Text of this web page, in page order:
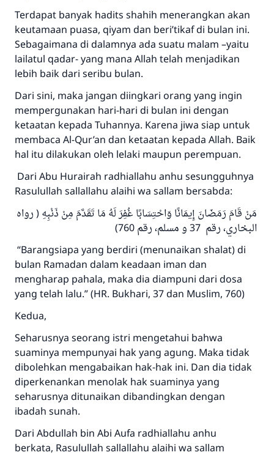
Terdapat banyak hadits shahih menerangkan akan
keutamaan puasa, qiyam dan beri’tikaf di bulan ini.
Sebagaimana di dalamnya ada suatu malam –yaitu
lailatul qadar- yang mana Allah telah menjadikan
lebih baik dari seribu bulan.
Dari sini, maka jangan diingkari orang yang ingin
mempergunakan hari-hari di bulan ini dengan
ketaatan kepada Tuhannya. Karena jiwa siap untuk
membaca Al-Qur’an dan ketaatan kepada Allah. Baik
hal itu dilakukan oleh lelaki maupun perempuan.
Dari Abu Hurairah radhiallahu anhu sesungguhnya
Rasulullah sallallahu alaihi wa sallam bersabda:
مَنْ قَامَ رَمَضَانَ إِيمَانًا وَاحْتِسَابًا غُفِرَ لَهُ مَا تَقَدَّمَ مِنْ ذَنْبِهِ ( رواه
البخاري، رقم 37 و مسلم، رقم 760)
“Barangsiapa yang berdiri (menunaikan shalat) di
bulan Ramadan dalam keadaan iman dan
mengharap pahala, maka dia diampuni dari dosa
yang telah lalu.” (HR. Bukhari, 37 dan Muslim, 760)
Kedua,
Seharusnya seorang istri mengetahui bahwa
suaminya mempunyai hak yang agung. Maka tidak
dibolehkan mengabaikan hak-hak ini. Dan dia tidak
diperkenankan menolak hak suaminya yang
seharusnya ditunaikan dibandingkan dengan
ibadah sunah.
Dari Abdullah bin Abi Aufa radhiallahu anhu
berkata, Rasulullah sallallahu alaihi wa sallam